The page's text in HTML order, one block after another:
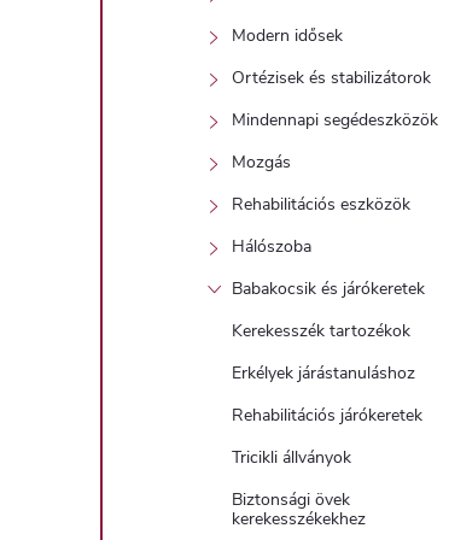
Modern idősek
Ortézisek és stabilizátorok
Mindennapi segédeszközök
Mozgás
Rehabilitációs eszközök
Hálószoba
Babakocsik és járókeretek
Kerekesszék tartozékok
Erkélyek járástanuláshoz
Rehabilitációs járókeretek
Tricikli állványok
Biztonsági övek
kerekesszékekhez